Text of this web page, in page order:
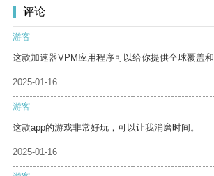
评论
游客
这款加速器VPM应用程序可以给你提供全球覆盖和
2025-01-16
游客
这款app的游戏非常好玩，可以让我消磨时间。
2025-01-16